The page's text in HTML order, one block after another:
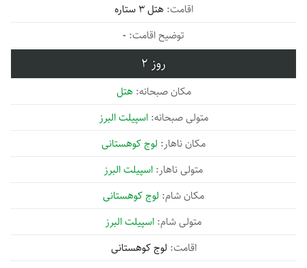
هتل 3 ستاره
-
2
هتل
اسپیلت البرز
لوج کوهستانی
اسپیلت البرز
لوج کوهستانی
اسپیلت البرز
لوج کوهستانی